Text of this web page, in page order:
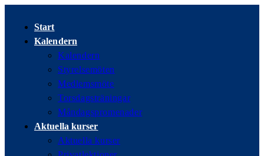
innehållet
Start
Kalendern
Kalendern
Styrelsemöten
Medlemsmöte
Torsdagsträningar
Måndagspromenader
Aktuella kurser
Aktuella kurser